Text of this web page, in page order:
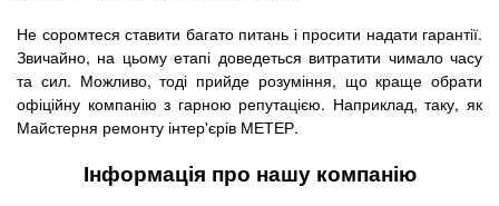
Не соромтеся ставити багато питань і просити надати гарантії.
Звичайно, на цьому етапі доведеться витратити чимало часу
та сил. Можливо, тоді прийде розуміння, що краще обрати
офіційну компанію з гарною репутацією. Наприклад, таку, як
Майстерня ремонту інтер'єрів МЕТЕР.
Інформація про нашу компанію